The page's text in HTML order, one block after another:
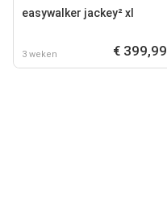
easywalker jackey² xl
3 weken € 399,99